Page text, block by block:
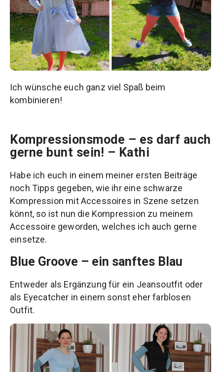
Ich wünsche euch ganz viel Spaß beim
kombinieren!
Kompressionsmode – es darf auch
gerne bunt sein! – Kathi
Habe ich euch in einem meiner ersten Beiträge
noch Tipps gegeben, wie ihr eine schwarze
Kompression mit Accessoires in Szene setzen
könnt, so ist nun die Kompression zu meinem
Accessoire geworden, welches ich auch gerne
einsetze.
Blue Groove – ein sanftes Blau
Entweder als Ergänzung für ein Jeansoutfit oder
als Eyecatcher in einem sonst eher farblosen
Outfit.